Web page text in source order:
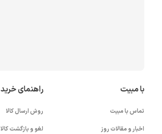
با مبیت
تماس با مبیت
اخبار و مقالات روز
راهنمای خرید
روش ارسال کالا
لغو و بازگشت کالا